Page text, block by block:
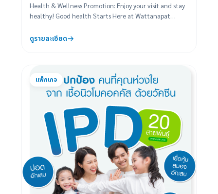
Health & Wellness Promotion: Enjoy your visit and stay
healthy! Good health Starts Here at Wattanapat
ดูรายละเอียด
แพ็กเกจ